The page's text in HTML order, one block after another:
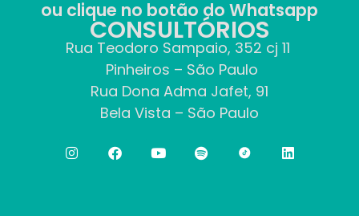
ou clique no botão do Whatsapp
CONSULTÓRIOS
Rua Teodoro Sampaio, 352 cj 11
Pinheiros – São Paulo
Rua Dona Adma Jafet, 91
Bela Vista – São Paulo